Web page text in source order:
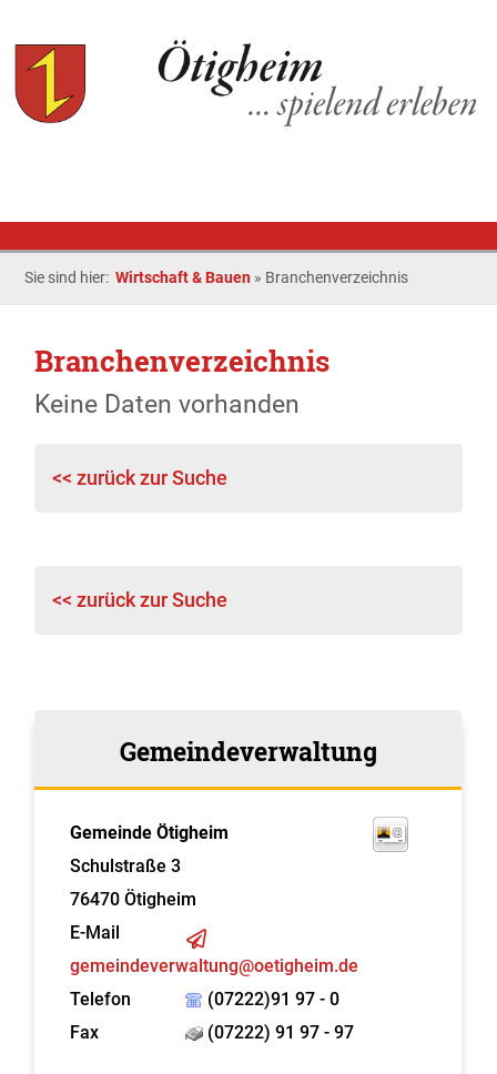
Sie sind hier:Wirtschaft & Bauen » Branchenverzeichnis
Branchenverzeichnis
Keine Daten vorhanden
<< zurück zur Suche
<< zurück zur Suche
Gemeindeverwaltung
Gemeinde Ötigheim
Schulstraße 3
76470 Ötigheim
E-Mail
gemeindeverwaltung@oetigheim.de
Telefon
(07222)91 97 - 0
Fax
(07222) 91 97 - 97